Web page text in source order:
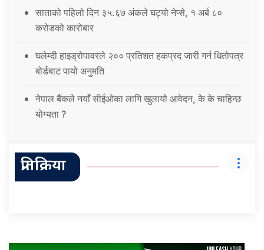
साताको पहिलो दिन ३५.६७ अंकले घट्यो नेप्से, १ अर्ब ८०
करोडको कारोबार
घलेम्दी हाइड्रोपावरले २०० प्रतिशत हकप्रद जारी गर्न धितोपत्र
बोर्डबाट पायो अनुमति
नेपाल बैंकले नयाँ सीईओका लागि खुलायो आवेदन, के के चाहिन्छ
योग्यता ?
प्रतिक्रिया